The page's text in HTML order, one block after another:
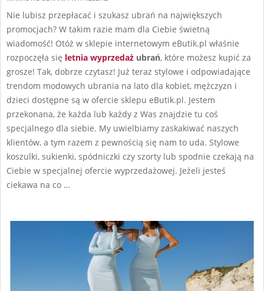
Nie lubisz przepłacać i szukasz ubrań na największych
promocjach? W takim razie mam dla Ciebie świetną
wiadomość! Otóż w sklepie internetowym eButik.pl właśnie
rozpoczęła się letnia wyprzedaż ubrań, które możesz kupić za
grosze! Tak, dobrze czytasz! Już teraz stylowe i odpowiadające
trendom modowych ubrania na lato dla kobiet, mężczyzn i
dzieci dostępne są w ofercie sklepu eButik.pl. Jestem
przekonana, że każda lub każdy z Was znajdzie tu coś
specjalnego dla siebie. My uwielbiamy zaskakiwać naszych
klientów, a tym razem z pewnością się nam to uda. Stylowe
koszulki, sukienki, spódniczki czy szorty lub spodnie czekają na
Ciebie w specjalnej ofercie wyprzedażowej. Jeżeli jesteś
ciekawa na co …